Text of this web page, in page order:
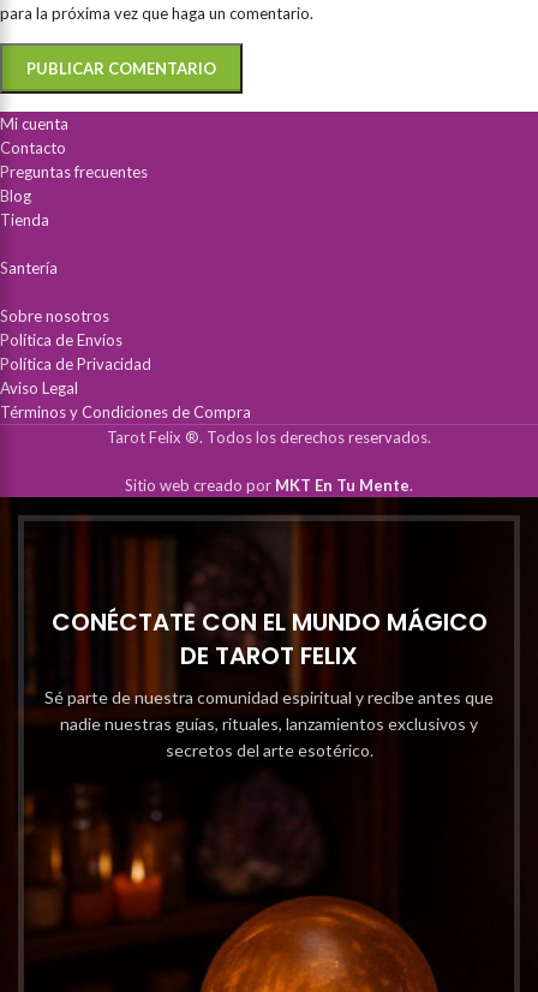
para la próxima vez que haga un comentario.
Mi cuenta
Contacto
Preguntas frecuentes
Blog
Tienda
Santería
Sobre nosotros
Política de Envíos
Política de Privacidad
Aviso Legal
Términos y Condiciones de Compra
Tarot Felix ®. Todos los derechos reservados.
Sitio web creado por MKT En Tu Mente.
CONÉCTATE CON EL MUNDO MÁGICO
DE TAROT FELIX
Sé parte de nuestra comunidad espiritual y recibe antes que
nadie nuestras guías, rituales, lanzamientos exclusivos y
secretos del arte esotérico.